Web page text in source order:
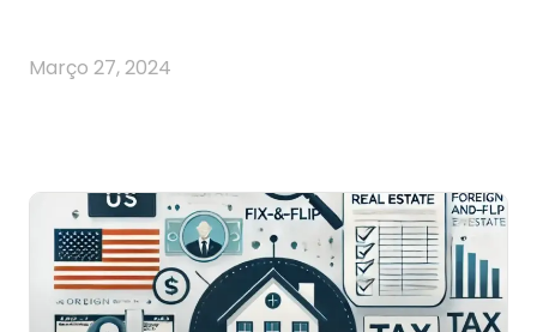
Março 27, 2024